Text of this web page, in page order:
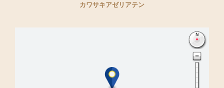
カワサキアゼリアテン